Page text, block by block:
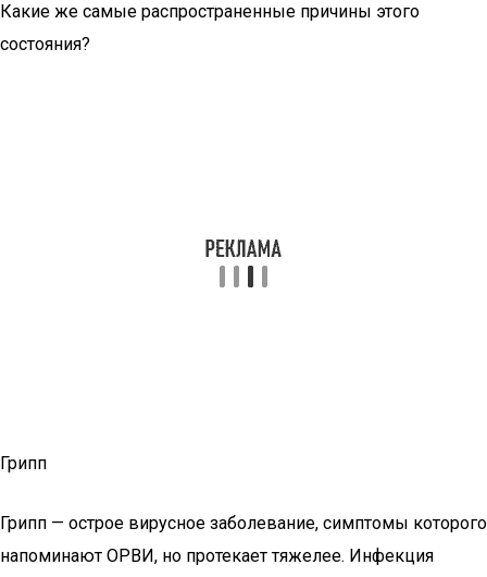
Какие же самые распространенные причины этого
состояния?
Грипп
Грипп — острое вирусное заболевание, симптомы которого
напоминают ОРВИ, но протекает тяжелее. Инфекция